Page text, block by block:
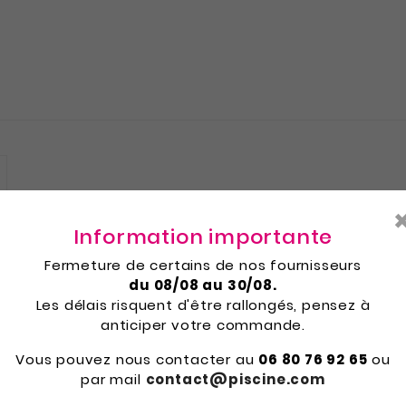
HYDRO COVER
volet PVC de dimensions 71.4mm et 17mm
Information importante
Fermeture de certains de nos fournisseurs
du 08/08 au 30/08.
Les délais risquent d'être rallongés, pensez à
anticiper votre commande.
Vous pouvez nous contacter au 06 80 76 92 65 ou
par mail contact@piscine.com